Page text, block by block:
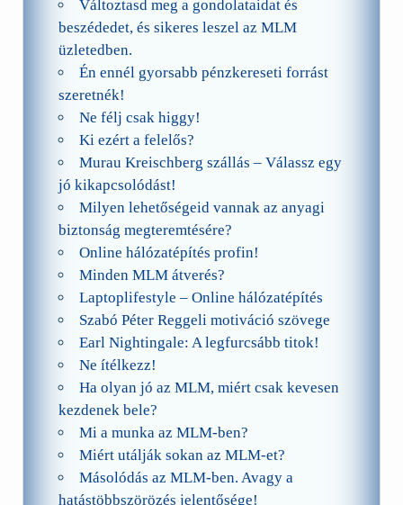
Változtasd meg a gondolataidat és
beszédedet, és sikeres leszel az MLM
üzletedben.
Én ennél gyorsabb pénzkereseti forrást
szeretnék!
Ne félj csak higgy!
Ki ezért a felelős?
Murau Kreischberg szállás – Válassz egy
jó kikapcsolódást!
Milyen lehetőségeid vannak az anyagi
biztonság megteremtésére?
Online hálózatépítés profin!
Minden MLM átverés?
Laptoplifestyle – Online hálózatépítés
Szabó Péter Reggeli motiváció szövege
Earl Nightingale: A legfurcsább titok!
Ne ítélkezz!
Ha olyan jó az MLM, miért csak kevesen
kezdenek bele?
Mi a munka az MLM-ben?
Miért utálják sokan az MLM-et?
Másolódás az MLM-ben. Avagy a
hatástöbbszörözés jelentősége!